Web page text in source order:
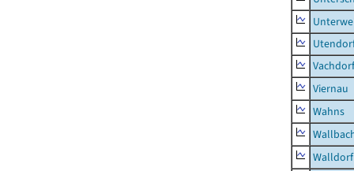
Vachdorf
Viernau
Wahns
Walldorf